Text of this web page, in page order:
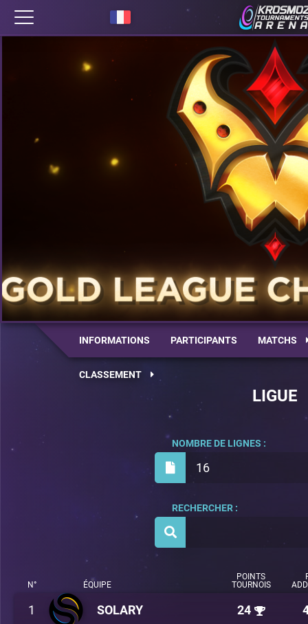
INFORMATIONS PARTICIPANTS MATCHS
CLASSEMENT
LIGUE
16
NOMBRE DE LIGNES :
RECHERCHER :
N° ÉQUIPE
POINTS
TOURNOIS
1 SOLARY 24